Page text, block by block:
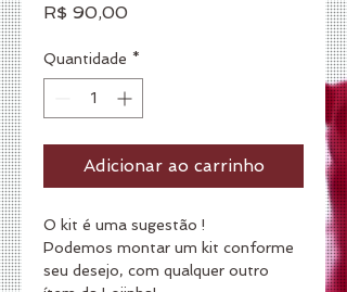
R$ 90,00Preço
Quantidade *
Adicionar ao carrinho
O kit é uma sugestão !
Podemos montar um kit conforme
seu desejo, com qualquer outro